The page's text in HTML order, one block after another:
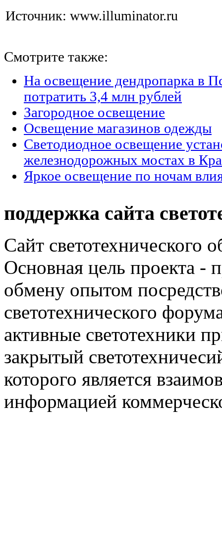
Источник: www.illuminator.ru
Смотрите также:
На освещение дендропарка в
потратить 3,4 млн рублей
Загородное освещение
Освещение магазинов одежды
Светодиодное освещение
железнодорожных мостах в
Яркое освещение по ночам
поддержка сайта
Сайт светотехнического
Основная цель проекта -
обмену опытом
светотехнического
активные светотехники
закрытый
которого является
информацией